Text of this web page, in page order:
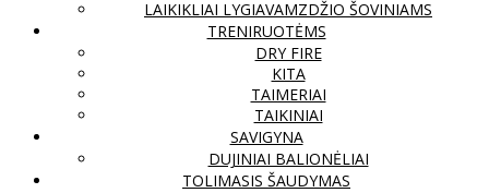
LAIKIKLIAI LYGIAVAMZDŽIO ŠOVINIAMS
TRENIRUOTĖMS
DRY FIRE
KITA
TAIMERIAI
TAIKINIAI
SAVIGYNA
DUJINIAI BALIONĖLIAI
TOLIMASIS ŠAUDYMAS